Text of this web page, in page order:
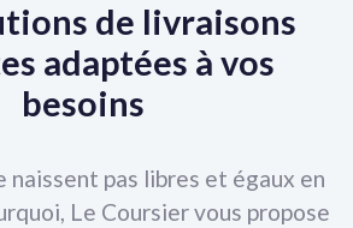
de livraisons
adaptées à vos
besoins
naissent pas libres et égaux en
Le Coursier vous propose